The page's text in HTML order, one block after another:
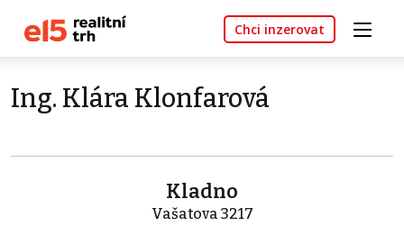
Chci inzerovat
Ing. Klára Klonfarová
Kladno
Vašatova 3217